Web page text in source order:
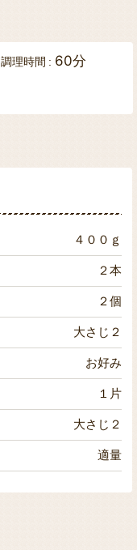
調理時間 60分
４００ｇ
２本
２個
大さじ２
お好み
１片
大さじ２
適量